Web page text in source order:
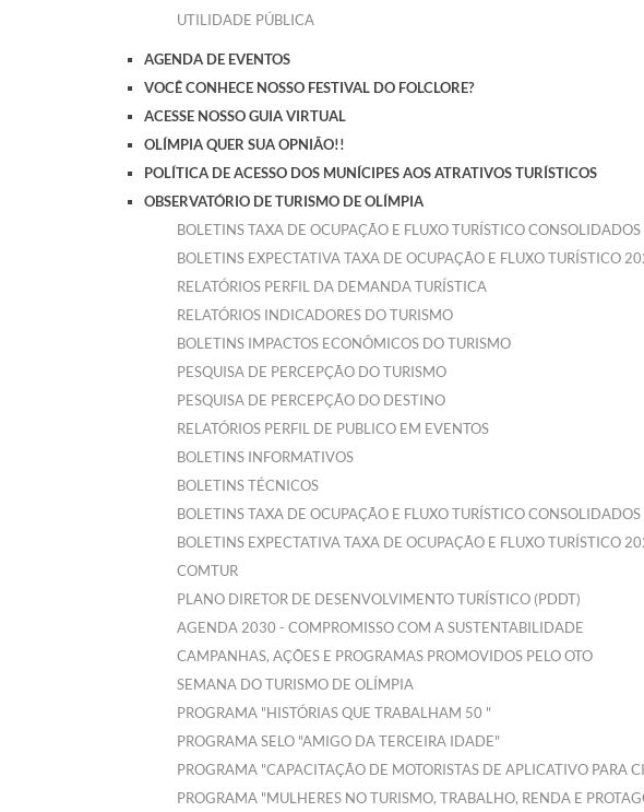
UTILIDADE PÚBLICA
AGENDA DE EVENTOS
VOCÊ CONHECE NOSSO FESTIVAL DO FOLCLORE?
ACESSE NOSSO GUIA VIRTUAL
OLÍMPIA QUER SUA OPNIÃO!!
POLÍTICA DE ACESSO DOS MUNÍCIPES AOS ATRATIVOS TURÍSTICOS
OBSERVATÓRIO DE TURISMO DE OLÍMPIA
BOLETINS TAXA DE OCUPAÇÃO E FLUXO TURÍSTICO
BOLETINS EXPECTATIVA TAXA DE OCUPAÇÃO E FLUXO TURÍSTICO
RELATÓRIOS PERFIL DA DEMANDA TURÍSTICA
RELATÓRIOS INDICADORES DO TURISMO
BOLETINS IMPACTOS ECONÔMICOS DO TURISMO
PESQUISA DE PERCEPÇÃO DO TURISMO
PESQUISA DE PERCEPÇÃO DO DESTINO
RELATÓRIOS PERFIL DE PUBLICO EM EVENTOS
BOLETINS INFORMATIVOS
BOLETINS TÉCNICOS
BOLETINS TAXA DE OCUPAÇÃO E FLUXO TURÍSTICO
BOLETINS EXPECTATIVA TAXA DE OCUPAÇÃO E FLUXO TURÍSTICO
COMTUR
PLANO DIRETOR DE DESENVOLVIMENTO TURÍSTICO (PDDT)
AGENDA 2030 - COMPROMISSO COM A SUSTENTABILIDADE
CAMPANHAS, AÇÕES E PROGRAMAS PROMOVIDOS PELO OTO
SEMANA DO TURISMO DE OLÍMPIA
PROGRAMA "HISTÓRIAS QUE TRABALHAM 50 "
PROGRAMA SELO "AMIGO DA TERCEIRA IDADE"
PROGRAMA "CAPACITAÇÃO DE MOTORISTAS DE APLICATIVO PARA
PROGRAMA "MULHERES NO TURISMO, TRABALHO, RENDA E